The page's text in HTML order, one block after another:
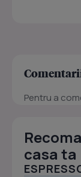
Pentru a
casa ta